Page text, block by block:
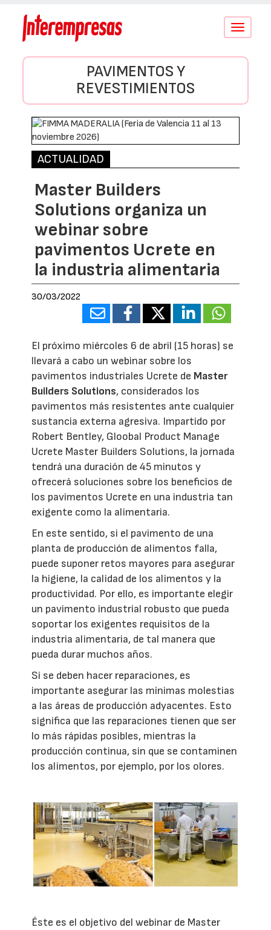
Conmutar
PAVIMENTOS Y
REVESTIMIENTOS
ACTUALIDAD
Master Builders
Solutions organiza un
webinar sobre
pavimentos Ucrete en
la industria alimentaria
30/03/2022
El próximo miércoles 6 de abril (15 horas) se
llevará a cabo un webinar sobre los
pavimentos industriales Ucrete de Master
Builders Solutions, considerados los
pavimentos más resistentes ante cualquier
sustancia externa agresiva. Impartido por
Robert Bentley, Gloobal Product Manage
Ucrete Master Builders Solutions, la jornada
tendrá una duración de 45 minutos y
ofrecerá soluciones sobre los beneficios de
los pavimentos Ucrete en una industria tan
exigente como la alimentaria.
En este sentido, si el pavimento de una
planta de producción de alimentos falla,
puede suponer retos mayores para asegurar
la higiene, la calidad de los alimentos y la
productividad. Por ello, es importante elegir
un pavimento industrial robusto que pueda
soportar los exigentes requisitos de la
industria alimentaria, de tal manera que
pueda durar muchos años.
Si se deben hacer reparaciones, es
importante asegurar las mínimas molestias
a las áreas de producción adyacentes. Esto
significa que las reparaciones tienen que ser
lo más rápidas posibles, mientras la
producción continua, sin que se contaminen
los alimentos, por ejemplo, por los olores.
Éste es el objetivo del webinar de Master